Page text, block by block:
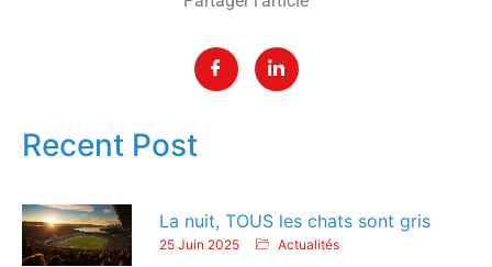
Recent Post
La nuit, TOUS les chats sont gris
25 Juin 2025 Actualités